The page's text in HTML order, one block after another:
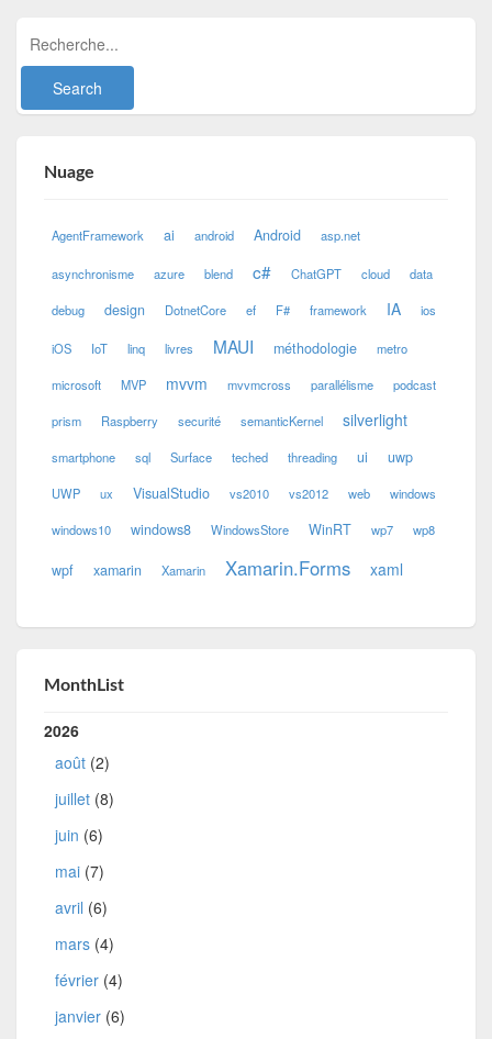
Nuage
AgentFramework ai android Android asp.net
asynchronisme azure blend c# ChatGPT cloud data
debug design DotnetCore ef F# framework IA ios
iOS IoT linq livres MAUI méthodologie metro
microsoft MVP mvvm mvvmcross parallélisme podcast
prism Raspberry securité semanticKernel silverlight
smartphone sql Surface teched threading ui uwp
UWP ux VisualStudio vs2010 vs2012 web windows
windows10 windows8 WindowsStore WinRT wp7 wp8
wpf xamarin Xamarin Xamarin.Forms xaml
MonthList
2026
août (2)
juillet (8)
juin (6)
mai (7)
avril (6)
mars (4)
février (4)
janvier (6)